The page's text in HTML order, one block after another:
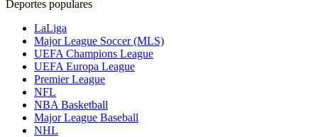
Deportes populares
LaLiga
Major League Soccer (MLS)
UEFA Champions League
UEFA Europa League
Premier League
NFL
NBA Basketball
Major League Baseball
NHL